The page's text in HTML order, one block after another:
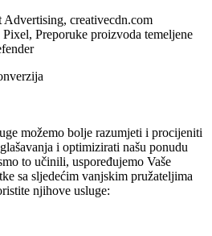
creativecdn.com
Preporuke proizvoda temeljene
možemo bolje razumjeti i procijeniti
i optimizirati našu ponudu
to učinili, uspoređujemo Vaše
sa sljedećim vanjskim pružateljima
njihove usluge: